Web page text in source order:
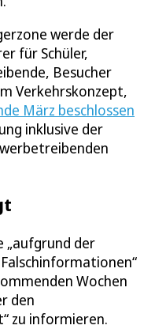
werde der
für Schüler,
Besucher
Verkehrskonzept,
März beschlossen
inklusive der
„aufgrund der
Wochen
den
zu informieren.